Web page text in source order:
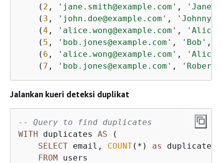
    (
2 , 'jane.smith@example.com' , 'Jane'
    (
3 , 'john.doe@example.com' , 'Johnny'
    (
4 , 'alice.wong@example.com' , 'Alice'
    (
5 , 'bob.jones@example.com' , 'Bob' ,
    (
6 , 'alice.wong@example.com' ,
    (
7 , 'bob.jones@example.com' , 'Robert'
Jalankan kueri deteksi duplikat
-- Query to find duplicates
WITH duplicates AS (
SELECT email, COUNT( * ) as
FROM users